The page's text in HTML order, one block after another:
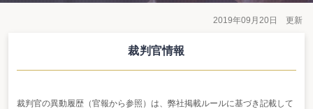
2019年09月20日 更新
裁判官情報
裁判官の異動履歴（官報から参照）は、弊社掲載ルールに基づき記載して